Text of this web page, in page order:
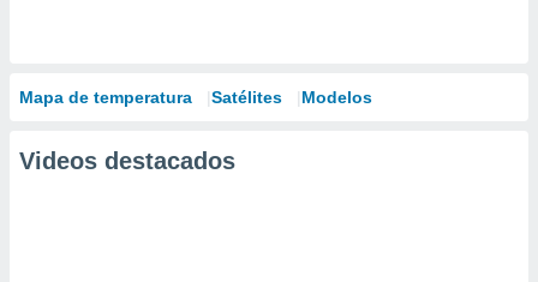
Mapa de temperatura Satélites Modelos
Videos destacados